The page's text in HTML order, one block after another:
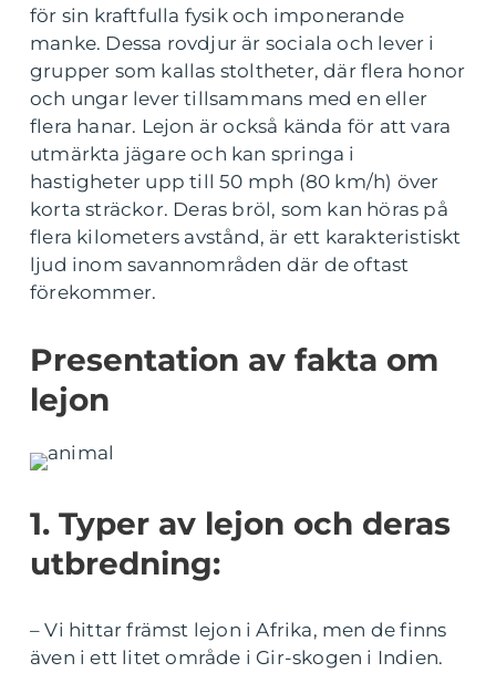
för sin kraftfulla fysik och imponerande
manke. Dessa rovdjur är sociala och lever i
grupper som kallas stoltheter, där flera honor
och ungar lever tillsammans med en eller
flera hanar. Lejon är också kända för att vara
utmärkta jägare och kan springa i
hastigheter upp till 50 mph (80 km/h) över
korta sträckor. Deras bröl, som kan höras på
flera kilometers avstånd, är ett karakteristiskt
ljud inom savannområden där de oftast
förekommer.
Presentation av fakta om
lejon
1. Typer av lejon och deras
utbredning:
– Vi hittar främst lejon i Afrika, men de finns
även i ett litet område i Gir-skogen i Indien.